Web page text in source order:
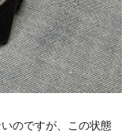
のですが、この状態